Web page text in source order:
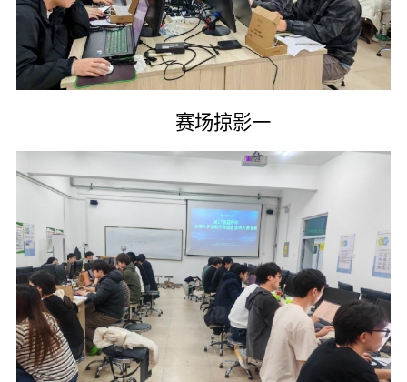
赛场掠影一